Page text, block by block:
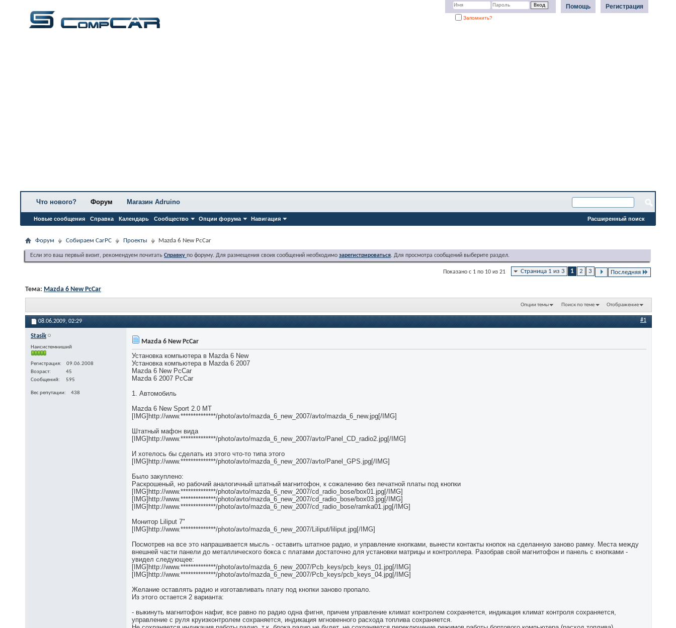
Регистрация
Помощь
Запомнить?
Что нового? Форум
Новые сообщения Справка Календарь Сообщество Опции форума Навигация
Магазин Adruino
Расширенный поиск
Форум Собираем CarPC Проекты Mazda 6 New PcCar
Если это ваш первый визит, рекомендуем почитать Справку по форуму. Для размещения своих сообщений необходимо зарегистрироваться. Для просмотра сообщений выберите раздел.
Страница 1 из 3 1 2 3 Последняя
Показано с 1 по 10 из 21
Тема: Mazda 6 New PcCar
Опции темы Поиск по теме Отображение
08.06.2009, 02:29 #1
Stasik
Наисистемниший
Регистрация
09.06.2008
Возраст
45
Сообщений
595
Вес репутации 438
Mazda 6 New PcCar
Установка компьютера в Mazda 6 New
Установка компьютера в Mazda 6 2007
Mazda 6 New PcCar
Mazda 6 2007 PcCar
1. Автомобиль
Mazda 6 New Sport 2.0 MT
[IMG]http://www.**************/photo/avto/mazda_6_new_2007/avto/mazda_6_new.jpg[/IMG]
Штатный мафон вида
[IMG]http://www.**************/photo/avto/mazda_6_new_2007/avto/Panel_CD_radio2.jpg[/IMG]
И хотелось бы сделать из этого что-то типа этого
[IMG]http://www.**************/photo/avto/mazda_6_new_2007/avto/Panel_GPS.jpg[/IMG]
Было закуплено:
Раскрошеный, но рабочий аналогичный штатный магнитофон, к сожалению без печатной платы под кнопки
[IMG]http://www.**************/photo/avto/mazda_6_new_2007/cd_radio_bose/box01.jpg[/IMG]
[IMG]http://www.**************/photo/avto/mazda_6_new_2007/cd_radio_bose/box03.jpg[/IMG]
[IMG]http://www.**************/photo/avto/mazda_6_new_2007/cd_radio_bose/ramka01.jpg[/IMG]
Монитор Liliput 7"
[IMG]http://www.**************/photo/avto/mazda_6_new_2007/Liliput/liliput.jpg[/IMG]
Посмотрев на все это напрашивается мысль - оставить штатное радио, и управление кнопками, вынести контакты кнопок на сделанную заново рамку. Места между
внешней части панели до металлического бокса с платами достаточно для установки матрицы и контроллера. Разобрав свой магнитофон и панель с кнопками -
увидел следующее:
[IMG]http://www.**************/photo/avto/mazda_6_new_2007/Pcb_keys/pcb_keys_01.jpg[/IMG]
[IMG]http://www.**************/photo/avto/mazda_6_new_2007/Pcb_keys/pcb_keys_04.jpg[/IMG]
Желание оставлять радио и изготавливать плату под кнопки заново пропало.
Из этого остается 2 варианта:
- выкинуть магнитофон нафиг, все равно по радио одна фигня, причем управление климат контролем сохраняется, индикация климат контроля сохраняется,
управление с руля круизконтролем сохраняется, индикация мгновенного расхода топлива сохраняется.